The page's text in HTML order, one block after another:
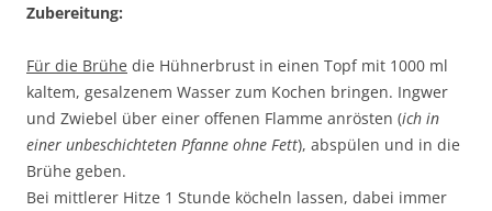
Zubereitung:
Für die Brühe die Hühnerbrust in einen Topf mit 1000 ml
kaltem, gesalzenem Wasser zum Kochen bringen. Ingwer
und Zwiebel über einer offenen Flamme anrösten (ich in
einer unbeschichteten Pfanne ohne Fett), abspülen und in die
Brühe geben.
Bei mittlerer Hitze 1 Stunde köcheln lassen, dabei immer